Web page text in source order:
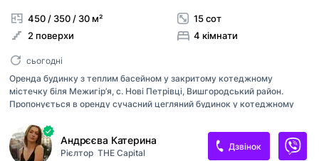
450 / 350 / 30 м²
2 поверхи
15 сот
4 кімнати
сьогодні
Оренда будинку з теплим басейном у закритому котеджному
містечку біля Межигір’я, с. Нові Петрівці, Вишгородський район.
Пропонується в оренду сучасний цегляний будинок у котеджному
«Межигір’я». Локація поєднує заміську тишу, безпеку та швидкий
доступ до міської інфраструктури. Поруч супермаркет, транспортне
сполучення та все необхідне для комфортного життя. Будинок —
Андрєєва Катерина
Рієлтор THE Capital
Дзвінок